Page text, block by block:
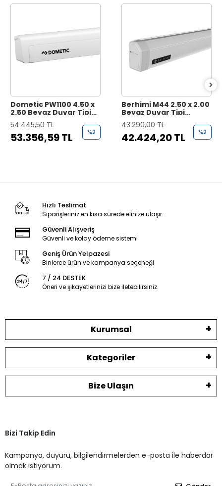
Dometic PW1100 4.50 x
2.50 Beyaz Duvar Tipi
Karavan Tentesi
54.445,50 TL
53.356,59 TL %2
Berhimi M44 2.50 x 2.00
Beyaz Duvar Tipi
Karavan Tentesi
43.290,00 TL
42.424,20 TL %2
Hızlı Teslimat
Siparişleriniz en kısa sürede elinize ulaşır.
Güvenli Alışveriş
Güvenli ve kolay ödeme sistemi
Geniş Ürün Yelpazesi
Binlerce ürün ve kampanya seçeneği
7 / 24 DESTEK
Öneri ve şikayetlerinizi bize iletebilirsiniz.
Kurumsal
Kategoriler
Bize Ulaşın
Bizi Takip Edin
Kampanya, duyuru, bilgilendirmelerden e-posta ile haberdar
olmak istiyorum.